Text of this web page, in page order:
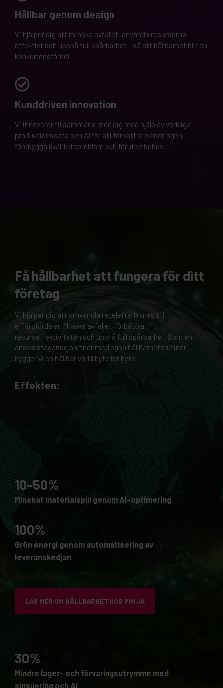
Hållbar genom design
Vi hjälper dig att minska avfallet, använda resurserna
effektivt och uppnå full spårbarhet - så att hållbarhet blir en
konkurrensfördel.
Kunddriven innovation
Vi innoverar tillsammans med dig med hjälp av verkliga
produktionsdata och AI för att förbättra planeringen,
förebygga kvalitetsproblem och förutse behov.
Få hållbarhet att fungera för ditt
företag
Vi hjälper dig att omvandla regelefterlevnad till
affärsfördelar. Minska avfallet, förbättra
resurseffektiviteten och uppnå full spårbarhet. Som en
ansvarstagande partner med egna hållbarhetsrutiner
bygger vi en hållbar värld byte för byte.
Effekten:
10-50%
Minskat materialspill genom AI-optimering
100%
Grön energi genom automatisering av
leveranskedjan
LÄS MER OM HÅLLBARHET HOS PINJA
30%
Mindre lager- och förvaringsutrymme med
simulering och AI